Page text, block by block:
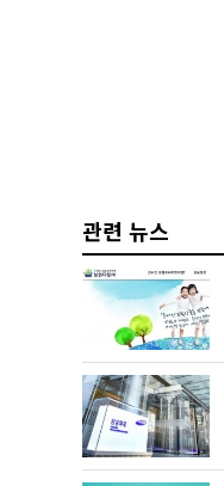
관련 뉴스